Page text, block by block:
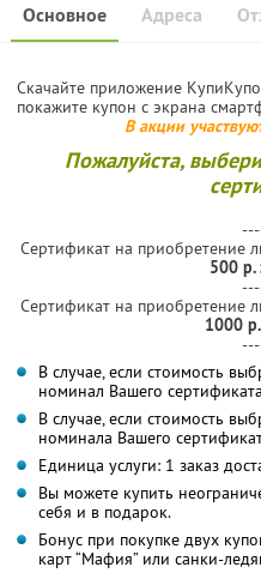
Основное Адреса
Скачайте приложение
покажите купон с экрана
В акции
Пожалуйста,
Сертификат на приобретение
500 р.
Сертификат на приобретение
1000
В случае, если стоимость
номинал Вашего
В случае, если стоимость
номинала Вашего
Единица услуги: 1 заказ
Вы можете купить
себя и в подарок.
Бонус при покупке двух
карт “Мафия” или санки-